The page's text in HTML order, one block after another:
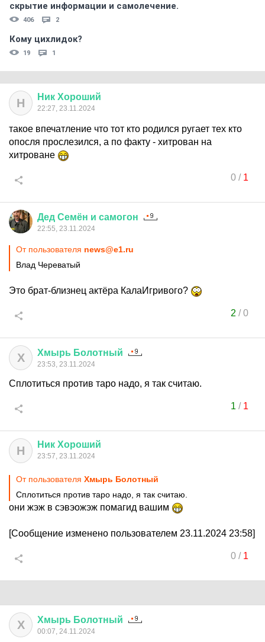
скрытиe информации и самолечение.
406 2
Кому цихлидок?
19 1
Н Ник Хороший
22:27, 23.11.2024
такое впечатление что тот кто родился ругает тех кто
опосля прослезился, а по факту - хитрован на
хитроване
0/ 1
Дед Семён и самогон
22:55, 23.11.2024
От пользователя news@e1.ru
Влад Череватый
Это брат-близнец актёра КалаИгривого?
2 /0
Х Хмырь Болотный
23:53, 23.11.2024
Сплотиться против таро надо, я так считаю.
1 / 1
Н Ник Хороший
23:57, 23.11.2024
От пользователя Хмырь Болотный
Сплотиться против таро надо, я так считаю.
они жэж в сэвэожэж помагид вашим
[Сообщение изменено пользователем 23.11.2024 23:58]
0/ 1
Х Хмырь Болотный
00:07, 24.11.2024